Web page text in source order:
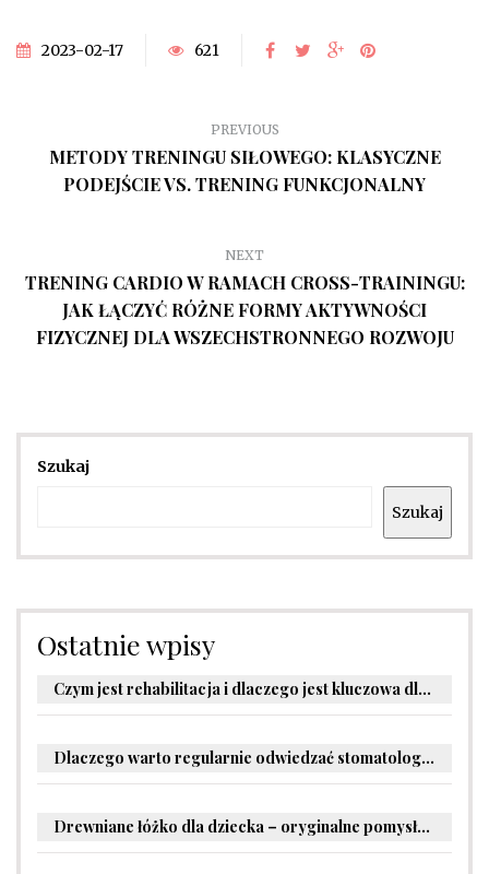
2023-02-17 621
PREVIOUS
METODY TRENINGU SIŁOWEGO: KLASYCZNE
PODEJŚCIE VS. TRENING FUNKCJONALNY
NEXT
TRENING CARDIO W RAMACH CROSS-TRAININGU:
JAK ŁĄCZYĆ RÓŻNE FORMY AKTYWNOŚCI
FIZYCZNEJ DLA WSZECHSTRONNEGO ROZWOJU
Szukaj
Szukaj
Ostatnie wpisy
Czym jest rehabilitacja i dlaczego jest kluczowa dla powrotu do zdrowia?
Dlaczego warto regularnie odwiedzać stomatologa?
Drewniane łóżko dla dziecka – oryginalne pomysły na aranżację pokoju malucha